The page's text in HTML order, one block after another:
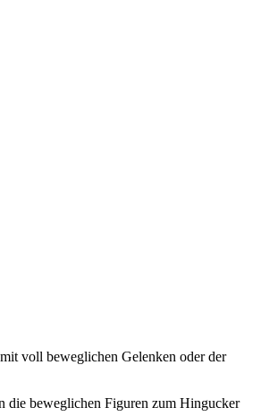
voll beweglichen Gelenken oder der
die beweglichen Figuren zum Hingucker